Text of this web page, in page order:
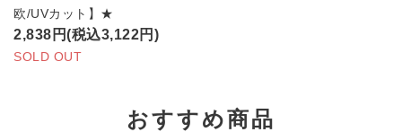
欧/UVカット】★
2,838円(税込3,122円)
SOLD OUT
おすすめ商品